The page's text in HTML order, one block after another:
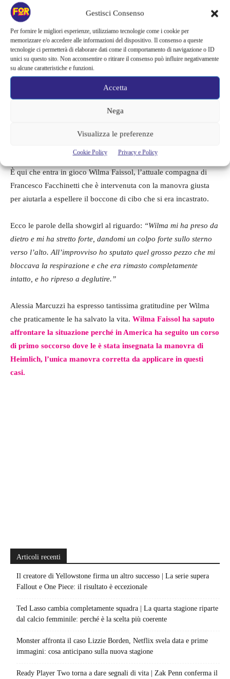
Gestisci Consenso
Per fornire le migliori esperienze, utilizziamo tecnologie come i cookie per
memorizzare e/o accedere alle informazioni del dispositivo. Il consenso a queste
tecnologie ci permetterà di elaborare dati come il comportamento di navigazione o ID
unici su questo sito. Non acconsentire o ritirare il consenso può influire negativamente
su alcune caratteristiche e funzioni.
Accetta
Nega
Visualizza le preferenze
Cookie Policy Privacy e Policy
cibo era incastrato, al che la presentatrice è andata nel panico.
È qui che entra in gioco Wilma Faissol, l’attuale compagna di
Francesco Facchinetti che è intervenuta con la manovra giusta
per aiutarla a espellere il boccone di cibo che si era incastrato.
Ecco le parole della showgirl al riguardo: “Wilma mi ha preso da
dietro e mi ha stretto forte, dandomi un colpo forte sullo sterno
verso l’alto. All’improvviso ho sputato quel grosso pezzo che mi
bloccava la respirazione e che era rimasto completamente
intatto, e ho ripreso a deglutire.”
Alessia Marcuzzi ha espresso tantissima gratitudine per Wilma
che praticamente le ha salvato la vita. Wilma Faissol ha saputo
affrontare la situazione perché in America ha seguito un corso
di primo soccorso dove le è stata insegnata la manovra di
Heimlich, l’unica manovra corretta da applicare in questi
casi.
Articoli recenti
Il creatore di Yellowstone firma un altro successo | La serie supera
Fallout e One Piece: il risultato è eccezionale
Ted Lasso cambia completamente squadra | La quarta stagione riparte
dal calcio femminile: perché è la scelta più coerente
Monster affronta il caso Lizzie Borden, Netflix svela data e prime
immagini: cosa anticipano sulla nuova stagione
Ready Player Two torna a dare segnali di vita | Zak Penn conferma il